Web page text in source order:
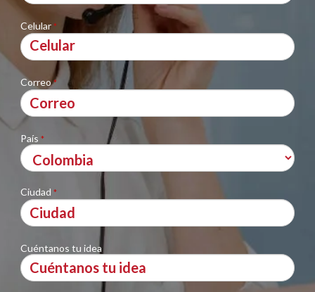
Celular*
Correo*
País*
Ciudad*
Cuéntanos tu idea